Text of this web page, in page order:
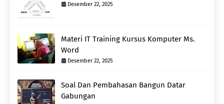
Desember 22, 2025
Materi IT Training Kursus Komputer Ms.
Word
Desember 22, 2025
Soal Dan Pembahasan Bangun Datar
Gabungan